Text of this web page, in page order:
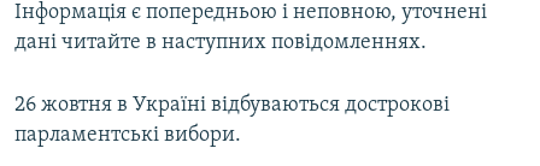
Інформація є попередньою і неповною, уточнені
дані читайте в наступних повідомленнях.
26 жовтня в Україні відбуваються дострокові
парламентські вибори.